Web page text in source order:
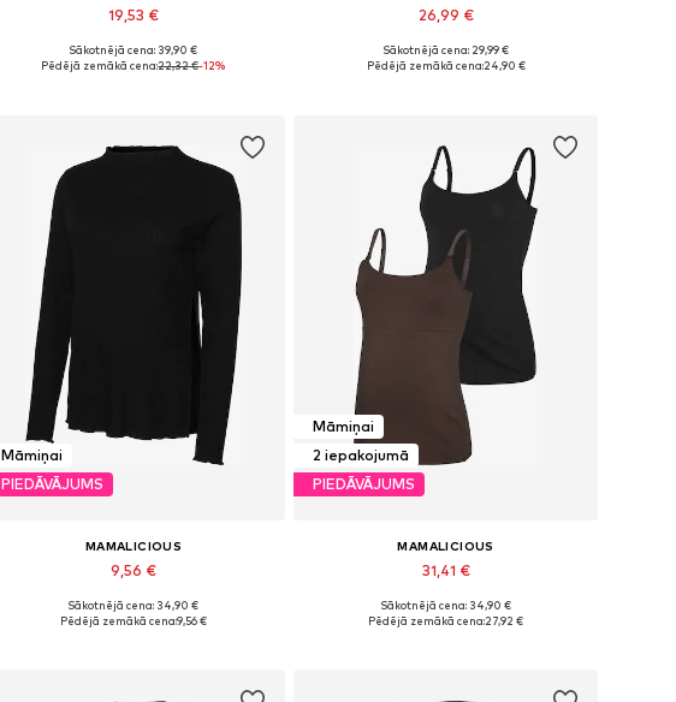
19,53 €
Pieejamie izmēri: 36, 44
Sākotnējā cena: 39,90 €
Pēdējā zemākā cena:22,32 €-12%
26,99 €
Pieejamie izmēri: 70, 75, 80, 90, 100
Sākotnējā cena: 29,99 €
Pēdējā zemākā cena:24,90 €
Māmiņai
PIEDĀVĀJUMS
MAMALICIOUS
9,56 €
Pieejamie izmēri: XS, S, M, L, XL, XXL
Sākotnējā cena: 34,90 €
Pēdējā zemākā cena:9,56 €
Māmiņai
2 iepakojumā
PIEDĀVĀJUMS
MAMALICIOUS
31,41 €
Pieejamie izmēri: XS, S, M, L, XL
Sākotnējā cena: 34,90 €
Pēdējā zemākā cena:27,92 €